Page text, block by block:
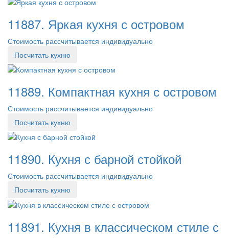
11887. Яркая кухня с островом
Стоимость рассчитывается индивидуально
Посчитать кухню
11889. Компактная кухня с островом
Стоимость рассчитывается индивидуально
Посчитать кухню
11890. Кухня с барной стойкой
Стоимость рассчитывается индивидуально
Посчитать кухню
11891. Кухня в классическом стиле с